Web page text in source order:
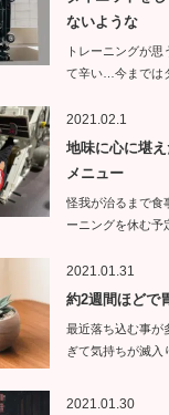
ないような
トレーニングが思
て辛い…今までは
2021.02.1
地味に心に堪
メニュー
怪我が治るまで食
ーニングを休む予
2021.01.31
約2週間ほどで
最近落ち込む事が
ぎて気持ちが滅入
2021.01.30